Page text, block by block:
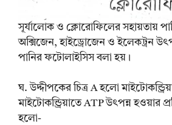
সূর্যালোক ও ক্লোরোফিলের সহায়তায়
অক্সিজেন, হাইড্রোজেন ও ইলেকট্রন
পানির ফটোলাইসিস বলা হয়।
ঘ. উদ্দীপকের চিত্র A হলো
মাইটোকন্ড্রিয়াতে ATP উৎপন্ন হওয়ার
হলো-